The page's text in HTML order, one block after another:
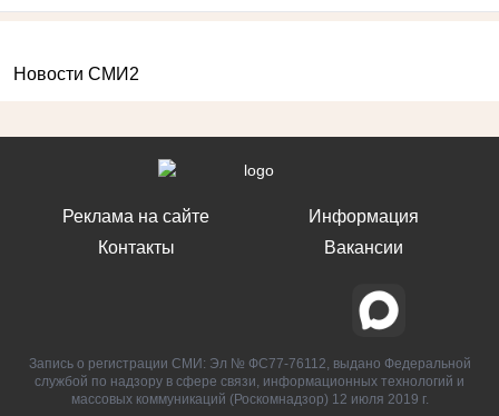
Новости СМИ2
Реклама на сайте
Контакты
Информация
Вакансии
Запись о регистрации СМИ: Эл № ФС77-76112, выдано Федеральной
службой по надзору в сфере связи, информационных технологий и
массовых коммуникаций (Роскомнадзор) 12 июля 2019 г.